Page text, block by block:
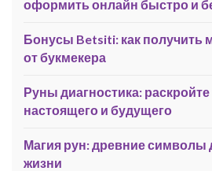
оформить онлайн быстро и
Бонусы Betsiti: как получить
от букмекера
Руны диагностика:
настоящего и будущего
Магия рун: древние символы
жизни